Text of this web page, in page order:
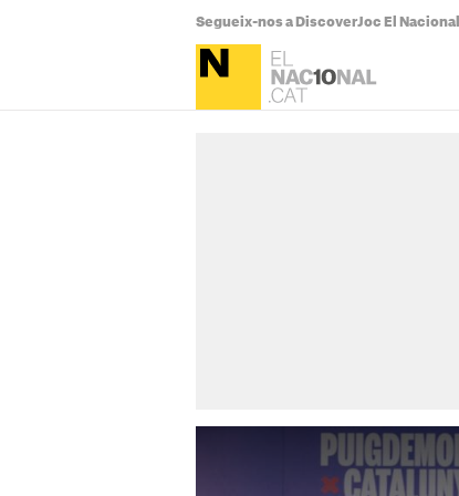
Segueix-nos a DiscoverJoc El Nacional